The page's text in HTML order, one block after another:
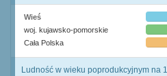
Wieś
woj. kujawsko-pomorskie
Cała Polska
Ludność w wieku poprodukcyjnym na